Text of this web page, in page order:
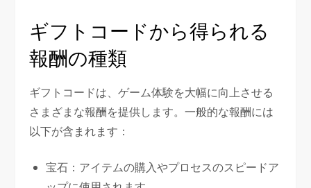
ギフトコードから得られる
報酬の種類
ギフトコードは、ゲーム体験を大幅に向上させる
さまざまな報酬を提供します。一般的な報酬には
以下が含まれます：
宝石：アイテムの購入やプロセスのスピードア